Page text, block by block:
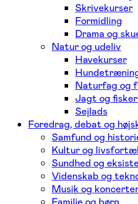
Skrivekurser
Formidling
Drama og
Natur og udeliv
Havekurser
Naturfag og
Jagt og
Sejlads
Foredrag, debat og
Samfund og
Kultur og
Sundhed og
Videnskab og
Musik og